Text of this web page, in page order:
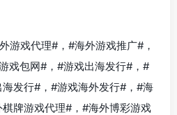
游戏代理#，#海外游戏推广#，
戏包网#，#游戏出海发行#，#
发行#，#游戏海外发行#，#海
牌游戏代理#，#海外博彩游戏